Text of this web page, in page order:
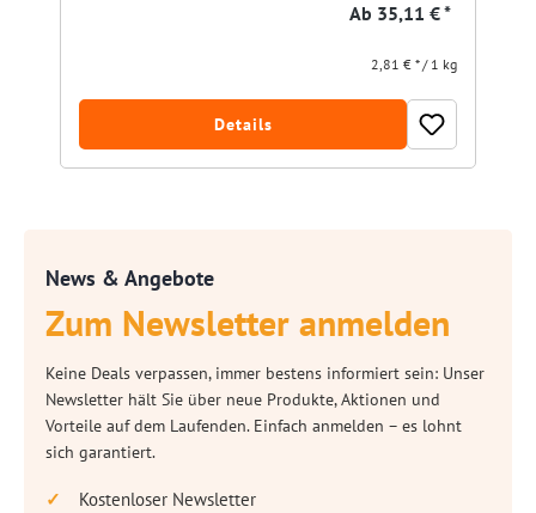
Ab 35,11 € *
2,81 € * / 1 kg
Details
News & Angebote
Zum Newsletter anmelden
Keine Deals verpassen, immer bestens informiert sein: Unser
Newsletter hält Sie über neue Produkte, Aktionen und
Vorteile auf dem Laufenden. Einfach anmelden – es lohnt
sich garantiert.
Kostenloser Newsletter